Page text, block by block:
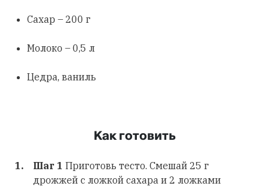
Сахар – 200 г
Молоко – 0,5 л
Цедра, ваниль
Как готовить
Шаг 1 Приготовь тесто. Смешай 25 г
дрожжей с ложкой сахара и 2 ложками